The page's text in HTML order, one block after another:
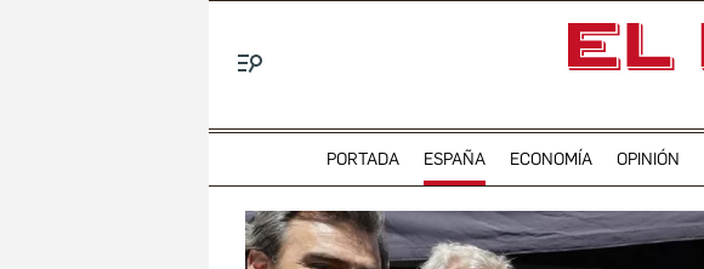
PORTADA ESPAÑA ECONOMÍA OPINIÓN